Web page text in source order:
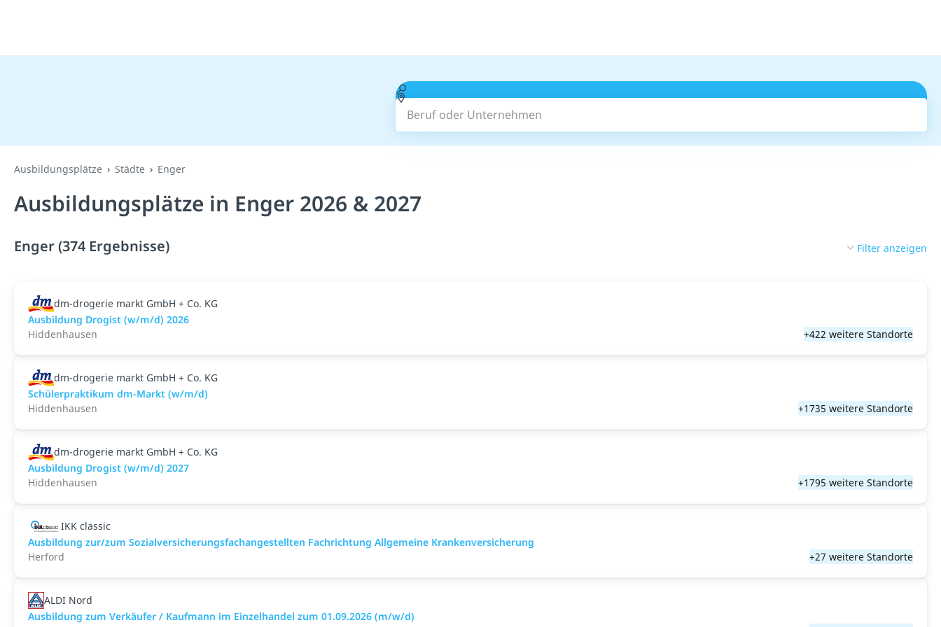
Beruf oder Unternehmen
Ausbildungsplätze Städte Enger
Ausbildungsplätze in Enger 2026 & 2027
Enger (374 Ergebnisse) Filter anzeigen
dm-drogerie markt GmbH + Co. KG
Ausbildung Drogist (w/m/d) 2026
Hiddenhausen
+422 weitere Standorte
dm-drogerie markt GmbH + Co. KG
Schülerpraktikum dm-Markt (w/m/d)
Hiddenhausen
+1735 weitere Standorte
dm-drogerie markt GmbH + Co. KG
Ausbildung Drogist (w/m/d) 2027
Hiddenhausen
+1795 weitere Standorte
IKK classic
Aus­bild­ung zur/zum Sozial­versicher­ungs­fach­angestellten­ Fach­richtung All­gemeine Kranken­versicher­ung
Herford
+27 weitere Standorte
ALDI Nord
Ausbildung zum Verkäufer / Kaufmann im Einzelhandel zum 01.09.2026 (m/w/d)